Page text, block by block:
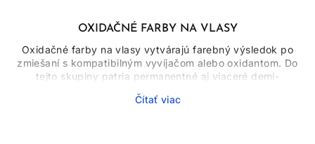
OXIDAČNÉ FARBY NA VLASY
Oxidačné farby na vlasy vytvárajú farebný výsledok po
zmiešaní s kompatibilným vyvíjačom alebo oxidantom. Do
tejto skupiny patria permanentné aj viaceré demi-
pomerom, časom pôsobenia, schopnosťou zosvetľovať
Čítať viac